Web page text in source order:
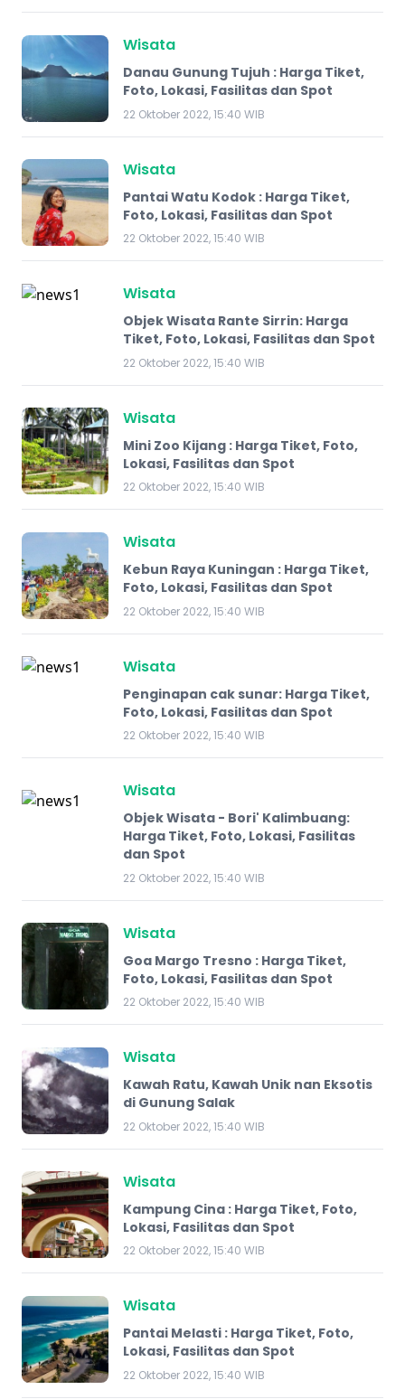
Wisata
Danau Gunung Tujuh : Harga Tiket,
Foto, Lokasi, Fasilitas dan Spot
22 Oktober 2022, 15:40 WIB
Wisata
Pantai Watu Kodok : Harga Tiket,
Foto, Lokasi, Fasilitas dan Spot
22 Oktober 2022, 15:40 WIB
Wisata
Objek Wisata Rante Sirrin: Harga
Tiket, Foto, Lokasi, Fasilitas dan Spot
22 Oktober 2022, 15:40 WIB
Wisata
Mini Zoo Kijang : Harga Tiket, Foto,
Lokasi, Fasilitas dan Spot
22 Oktober 2022, 15:40 WIB
Wisata
Kebun Raya Kuningan : Harga Tiket,
Foto, Lokasi, Fasilitas dan Spot
22 Oktober 2022, 15:40 WIB
Wisata
Penginapan cak sunar: Harga Tiket,
Foto, Lokasi, Fasilitas dan Spot
22 Oktober 2022, 15:40 WIB
Wisata
Objek Wisata - Bori' Kalimbuang:
Harga Tiket, Foto, Lokasi, Fasilitas
dan Spot
22 Oktober 2022, 15:40 WIB
Wisata
Goa Margo Tresno : Harga Tiket,
Foto, Lokasi, Fasilitas dan Spot
22 Oktober 2022, 15:40 WIB
Wisata
Kawah Ratu, Kawah Unik nan Eksotis
di Gunung Salak
22 Oktober 2022, 15:40 WIB
Wisata
Kampung Cina : Harga Tiket, Foto,
Lokasi, Fasilitas dan Spot
22 Oktober 2022, 15:40 WIB
Wisata
Pantai Melasti : Harga Tiket, Foto,
Lokasi, Fasilitas dan Spot
22 Oktober 2022, 15:40 WIB